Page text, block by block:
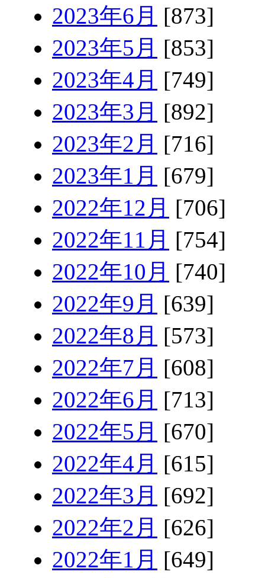
2023年6月 [873]
2023年5月 [853]
2023年4月 [749]
2023年3月 [892]
2023年2月 [716]
2023年1月 [679]
2022年12月 [706]
2022年11月 [754]
2022年10月 [740]
2022年9月 [639]
2022年8月 [573]
2022年7月 [608]
2022年6月 [713]
2022年5月 [670]
2022年4月 [615]
2022年3月 [692]
2022年2月 [626]
2022年1月 [649]